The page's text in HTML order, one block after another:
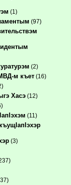
(1)
(97)
(2)
м къет(16)
Хасэ(12)
(11)
(3)